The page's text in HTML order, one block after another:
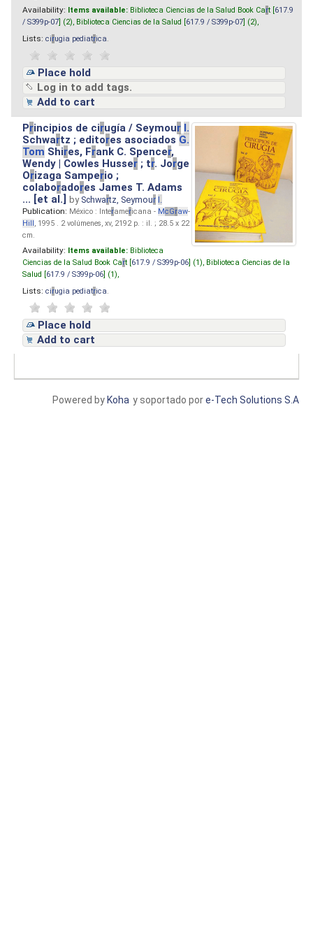
Availability: Items available: Biblioteca Ciencias de la Salud Book Cart [ 617.9
/ S399p-07 ] (2), Biblioteca Ciencias de la Salud [ 617.9 / S399p-07 ] (2),
Lists: cirugia pediatrica
Place hold
Log in to add tags.
Add to cart
Principios de cirugía / Seymour I.
Schwartz ; editores asociados G.
Tom Shires, Frank C. Spencer,
Wendy | Cowles Husser ; tr. Jorge
Orizaga Samperio ;
colaboradores James T. Adams
... [et al.]by Schwartz, Seymour I.
Publication: México : Interamericana - McGraw-
Hill, 1995 . 2 volúmenes, xv, 2192 p. : il. ; 28.5 x 22
cm.
Availability: Items available: Biblioteca
Ciencias de la Salud Book Cart [ 617.9 / S399p-06 ] (1), Biblioteca Ciencias de la
Salud [ 617.9 / S399p-06 ] (1),
Lists: cirugia pediatrica
Place hold
Add to cart
y soportado pore-Tech Solutions S.A
Powered by Koha